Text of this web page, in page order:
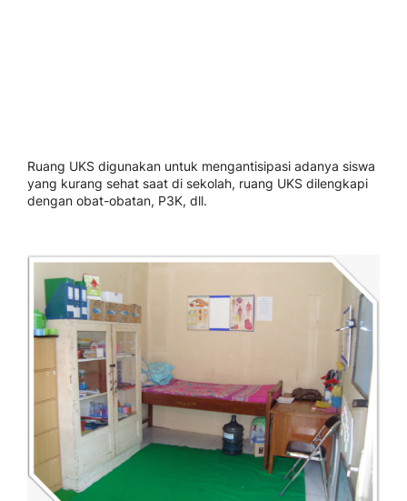
Ruang UKS digunakan untuk mengantisipasi adanya siswa
yang kurang sehat saat di sekolah, ruang UKS dilengkapi
dengan obat-obatan, P3K, dll.